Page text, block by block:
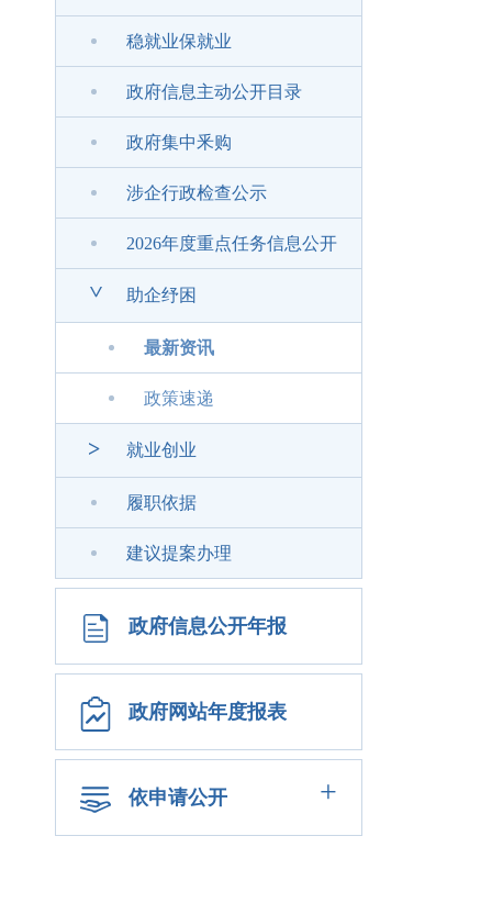
稳就业保就业
政府信息主动公开目录
政府集中釆购
涉企行政检查公示
2026年度重点任务信息公开
> 助企纾困
最新资讯
政策速递
> 就业创业
履职依据
建议提案办理
政府信息公开年报
政府网站年度报表
依申请公开 +